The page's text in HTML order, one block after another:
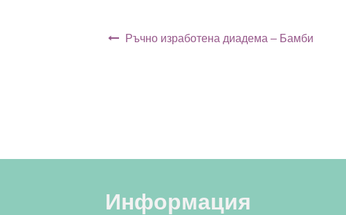
Навигация
Ръчно изработена диадема – Бамби
Информация